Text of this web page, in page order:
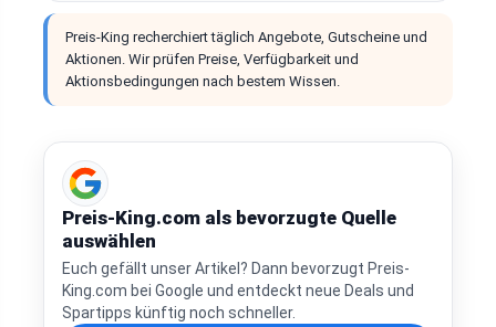
Preis-King recherchiert täglich Angebote, Gutscheine und
Aktionen. Wir prüfen Preise, Verfügbarkeit und
Aktionsbedingungen nach bestem Wissen.
Preis-King.com als bevorzugte Quelle
auswählen
Euch gefällt unser Artikel? Dann bevorzugt Preis-
King.com bei Google und entdeckt neue Deals und
Spartipps künftig noch schneller.